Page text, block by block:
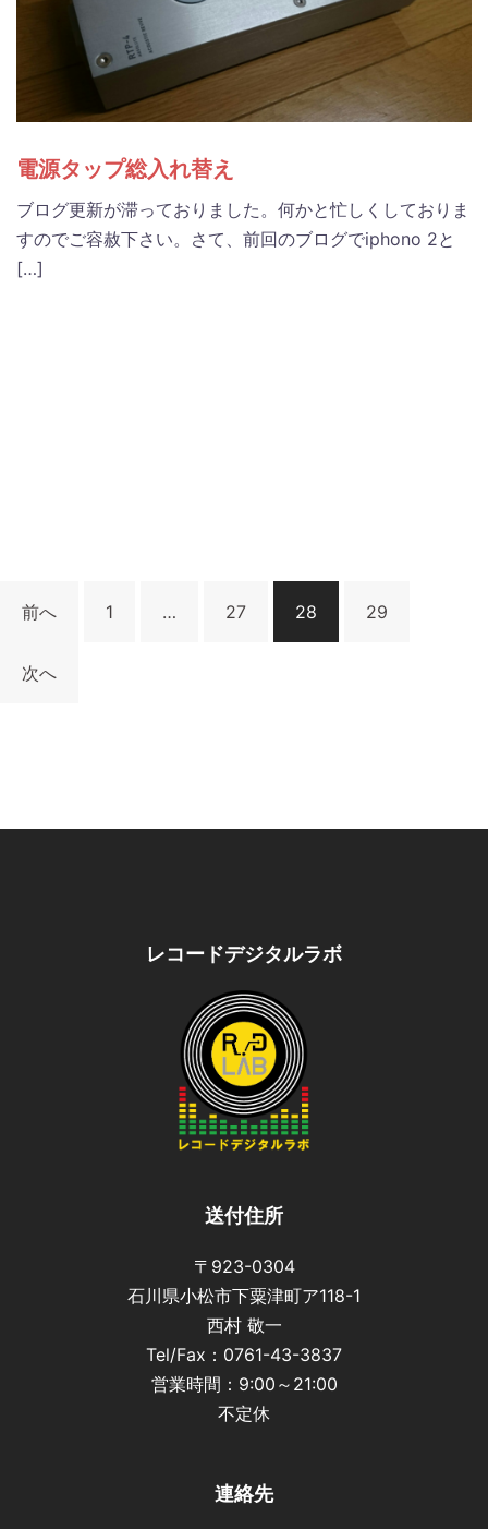
電源タップ総入れ替え
ブログ更新が滞っておりました。何かと忙しくしておりま
すのでご容赦下さい。さて、前回のブログでiphono 2と
[…]
投
稿
の
り
前へ 1 … 27 28 29
次へ
レコードデジタルラボ
送付住所
〒923-0304
石川県小松市下粟津町ア118-1
西村 敬一
Tel/Fax：0761-43-3837
営業時間：9:00～21:00
不定休
連絡先